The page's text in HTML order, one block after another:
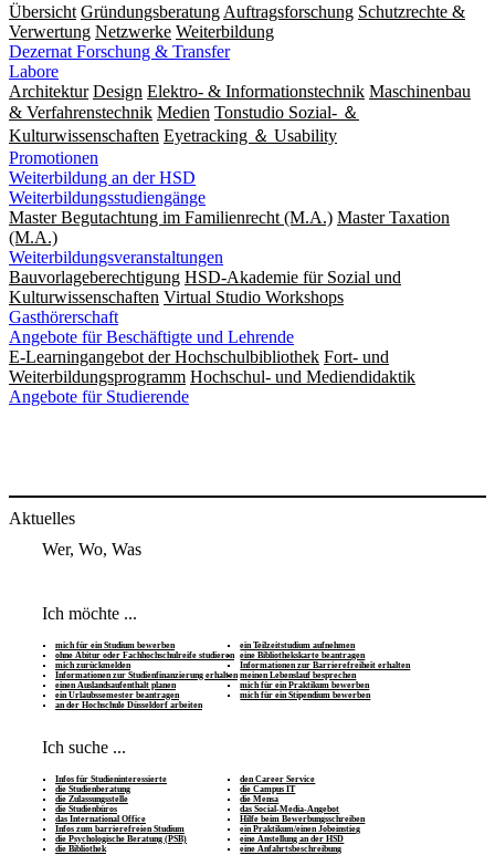
Übersicht Gründungsberatung Auftragsforschung Schutzrechte &
Verwertung Netzwerke Weiterbildung
Dezernat Forschung & Transfer
Labore
Architektur Design Elektro- & Informationstechnik Maschinenbau
& Verfahrenstechnik Medien Tonstudio Sozial- ＆
Kulturwissenschaften Eyetracking ＆ Usability
Promotionen
Weiterbildung an der HSD
Weiterbildungsstudiengänge
Master Begutachtung im Familienrecht (M.A.) Master Taxation
(M.A.)
Weiterbildungsveranstaltungen
Bauvorlageberechtigung HSD-Akademie für Sozial und
Kulturwissenschaften Virtual Studio Workshops
Gasthörerschaft
Angebote für Beschäftigte und Lehrende
E-Learningangebot der Hochschulbibliothek Fort- und
Weiterbildungsprogramm Hochschul- und Mediendidaktik
Angebote für Studierende
Aktuelles
Wer, Wo, Was
Ich möchte ...
mich für ein Studium bewerben
ohne Abitur oder Fachhochschulreife studieren
mich zurückmelden
Informationen zur Studienfinanzierung erhalten
einen Auslandsaufenthalt planen
ein Urlaubssemester beantragen
an der Hochschule Düsseldorf arbeiten
ein Teilzeitstudium aufnehmen
eine Bibliothekskarte beantragen
Informationen zur Barrierefreiheit erhalten
meinen Lebenslauf besprechen
mich für ein Praktikum bewerben
mich für ein Stipendium bewerben
Ich suche ...
Infos für Studieninteressierte
die Studienberatung
die Zulassungsstelle
die Studienbüros
das International Office
Infos zum barrierefreien Studium
die Psychologische Beratung (PSB)
die Bibliothek
den Career Service
die Campus IT
die Mensa
das Social-Media-Angebot
Hilfe beim Bewerbungsschreiben
ein Praktikum/einen Jobeinstieg
eine Anstellung an der HSD
eine Anfahrtsbeschreibung